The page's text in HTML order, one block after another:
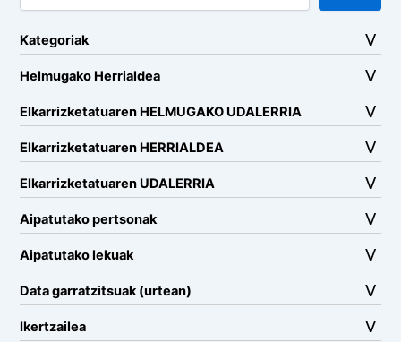
Kategoriak
Helmugako Herrialdea
Elkarrizketatuaren HELMUGAKO UDALERRIA
Elkarrizketatuaren HERRIALDEA
Elkarrizketatuaren UDALERRIA
Aipatutako pertsonak
Aipatutako lekuak
Data garratzitsuak (urtean)
Ikertzailea